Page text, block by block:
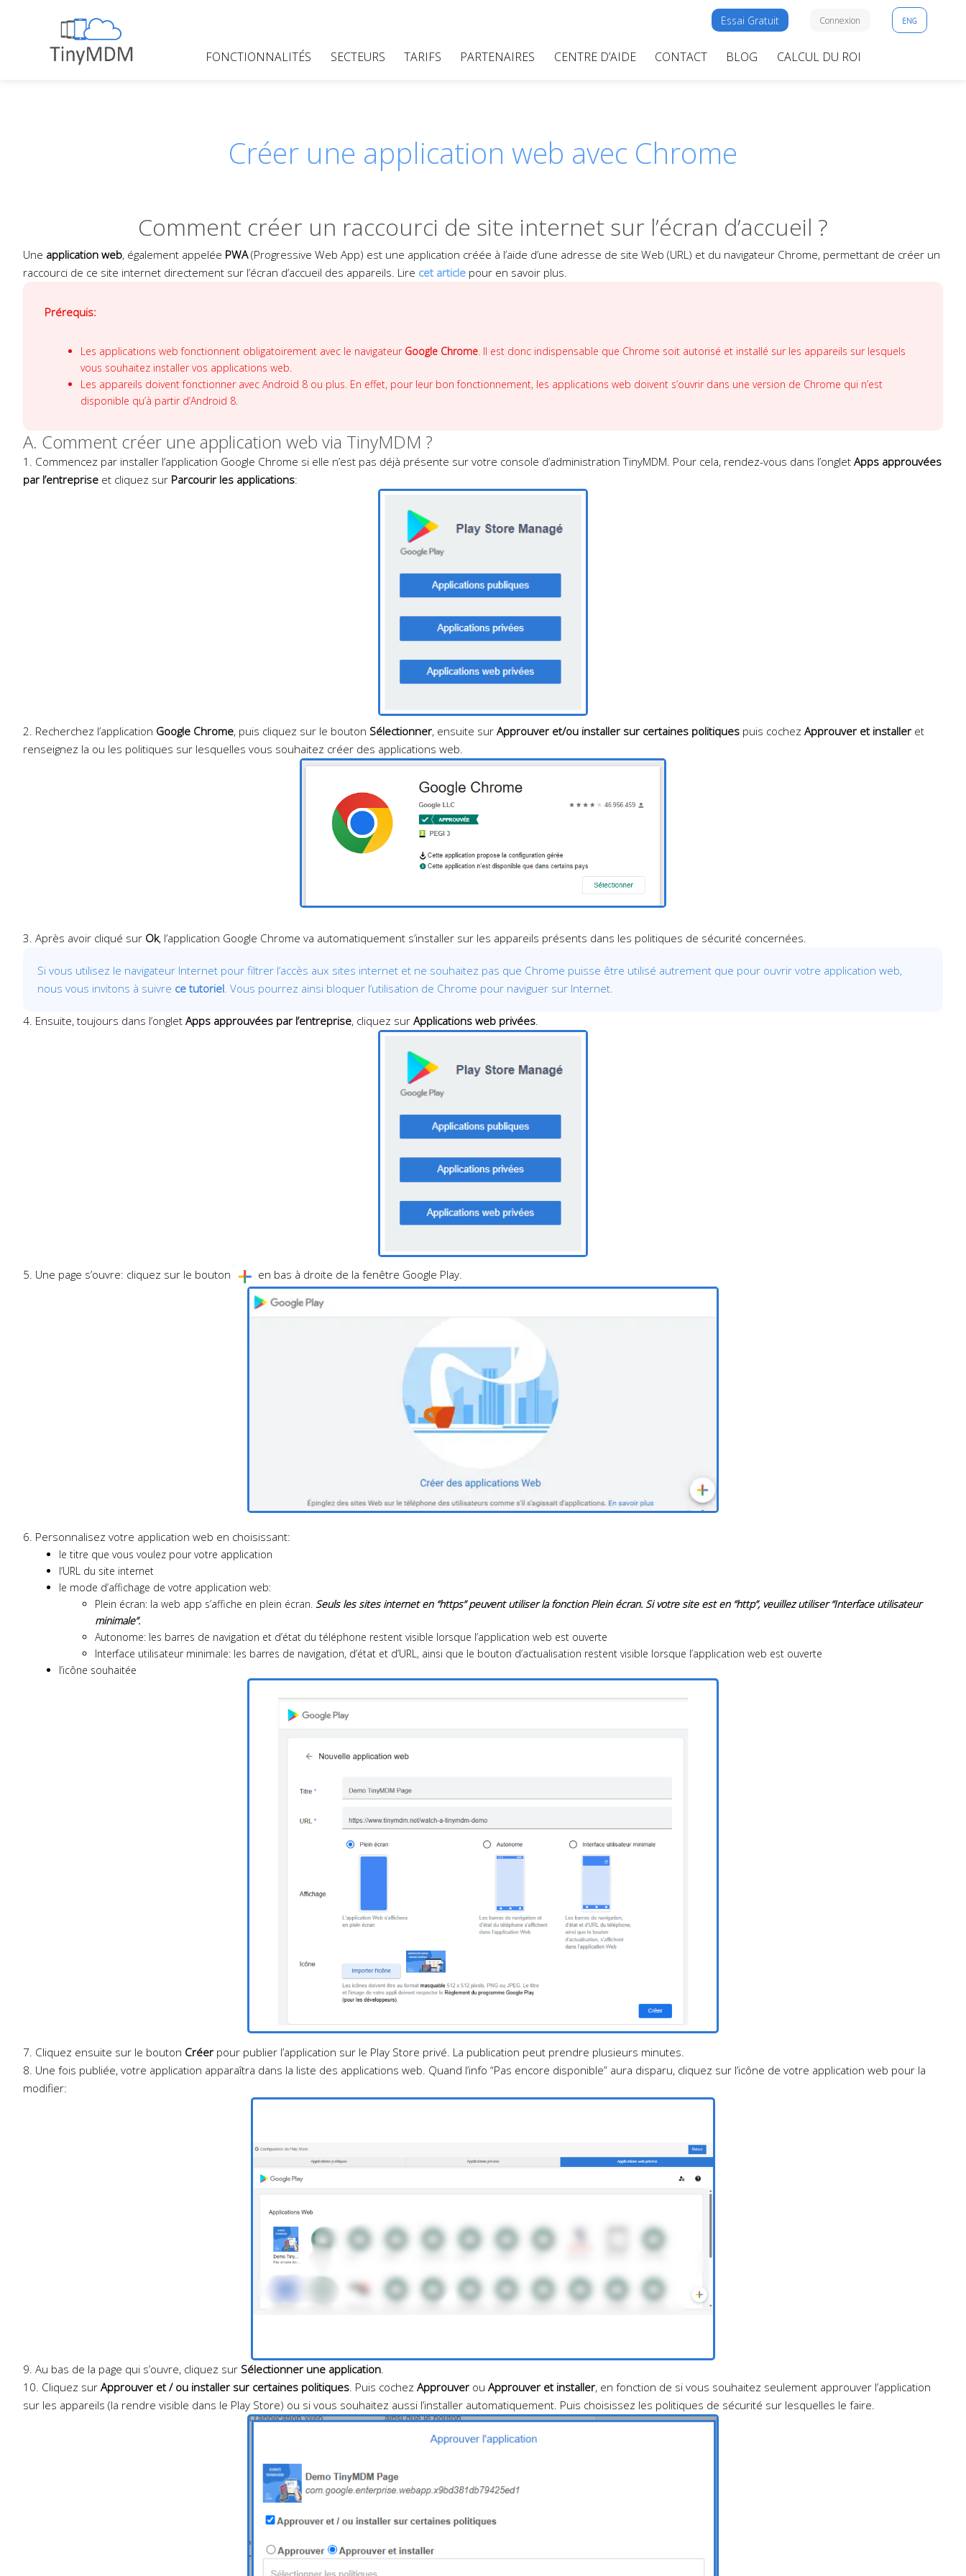
FONCTIONNALITÉS SECTEURS TARIFS PARTENAIRES CENTRE D’AIDE CONTACT BLOG CALCUL DU ROI
Essai Gratuit Connexion ENG
Créer une application web avec Chrome
Comment créer un raccourci de site internet sur l’écran d’accueil ?
Une application web, également appelée PWA(Progressive Web App) est une application créée à l’aide d’une adresse de site Web (URL) et du navigateur Chrome, permettant de créer un
raccourci de ce site internet directement sur l’écran d’accueil des appareils. Lire cet article pour en savoir plus.
Prérequis:
Les applications web fonctionnent obligatoirement avec le navigateur Google Chrome. Il est donc indispensable que Chrome soit autorisé et installé sur les appareils sur lesquels
vous souhaitez installer vos applications web.
Les appareils doivent fonctionner avec Android 8 ou plus. En effet, pour leur bon fonctionnement, les applications web doivent s’ouvrir dans une version de Chrome qui n’est
disponible qu’à partir d’Android 8.
A. Comment créer une application web via TinyMDM ?
1. Commencez par installer l’application Google Chrome si elle n’est pas déjà présente sur votre console d’administration TinyMDM. Pour cela, rendez-vous dans l’onglet Apps approuvées
par l’entreprise et cliquez sur Parcourir les applications:
2. Recherchez l’application Google Chrome, puis cliquez sur le bouton Sélectionner, ensuite sur Approuver et/ou installer sur certaines politiques puis cochez Approuver et installer et
renseignez la ou les politiques sur lesquelles vous souhaitez créer des applications web.
3. Après avoir cliqué sur Ok, l’application Google Chrome va automatiquement s’installer sur les appareils présents dans les politiques de sécurité concernées.
Si vous utilisez le navigateur Internet pour filtrer l’accès aux sites internet et ne souhaitez pas que Chrome puisse être utilisé autrement que pour ouvrir votre application web,
nous vous invitons à suivre ce tutoriel. Vous pourrez ainsi bloquer l’utilisation de Chrome pour naviguer sur Internet.
4. Ensuite, toujours dans l’onglet Apps approuvées par l’entreprise, cliquez sur Applications web privées.
5. Une page s’ouvre: cliquez sur le bouton en bas à droite de la fenêtre Google Play.
6. Personnalisez votre application web en choisissant:
le titre que vous voulez pour votre application
l’URL du site internet
le mode d’affichage de votre application web:
Plein écran: la web app s’affiche en plein écran. Seuls les sites internet en “https” peuvent utiliser la fonction Plein écran. Si votre site est en “http”, veuillez utiliser “Interface utilisateur
minimale”.
Autonome: les barres de navigation et d’état du téléphone restent visible lorsque l’application web est ouverte
Interface utilisateur minimale: les barres de navigation, d’état et d’URL, ainsi que le bouton d’actualisation restent visible lorsque l’application web est ouverte
l’icône souhaitée
7. Cliquez ensuite sur le bouton Créer pour publier l’application sur le Play Store privé. La publication peut prendre plusieurs minutes.
8. Une fois publiée, votre application apparaîtra dans la liste des applications web. Quand l’info “Pas encore disponible” aura disparu, cliquez sur l’icône de votre application web pour la
modifier:
9. Au bas de la page qui s’ouvre, cliquez sur Sélectionner une application
10. Cliquez sur Approuver et / ou installer sur certaines politiques . Puis cochez Approuver ou Approuver et installer, en fonction de si vous souhaitez seulement approuver l’application
sur les appareils (la rendre visible dans le Play Store) ou si vous souhaitez aussi l’installer automatiquement. Puis choisissez les politiques de sécurité sur lesquelles le faire.